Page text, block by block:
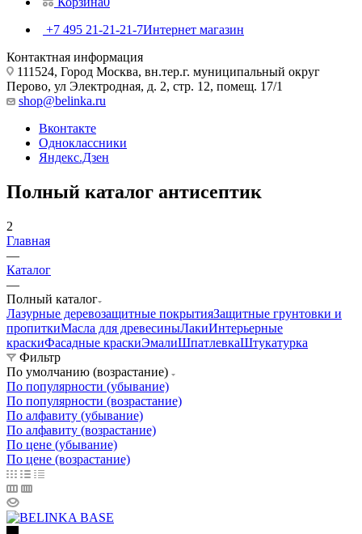
+7 495 21-21-21-7Интернет магазин
Контактная информация
111524, Город Москва, вн.тер.г. муниципальный округ
Перово, ул Электродная, д. 2, стр. 12, помещ. 17/1
shop@belinka.ru
Вконтакте
Одноклассники
Яндекс.Дзен
Полный каталог антисептик
2
Главная
—
Каталог
—
Полный каталог
Лазурные деревозащитные покрытияЗащитные грунтовки и
пропиткиМасла для древесиныЛакиИнтерьерные
краскиФасадные краскиЭмалиШпатлевкаШтукатурка
Фильтр
По умолчанию (возрастание)
По популярности (убывание)
По популярности (возрастание)
По алфавиту (убывание)
По алфавиту (возрастание)
По цене (убывание)
По цене (возрастание)